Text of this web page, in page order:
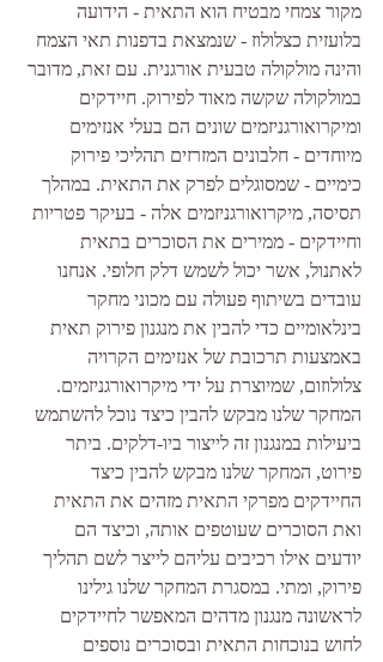
מקור צמחי מבטיח הוא התאית - הידועה
בלועזית כצלולוז - שנמצאת בדפנות תאי הצמח
והינה מולקולה טבעית אורגנית. עם זאת, מדובר
במולקולה שקשה מאוד לפירוק. חיידקים
ומיקרואורגניזמים שונים הם בעלי אנזימים
מיוחדים - חלבונים המזרזים תהליכי פירוק
כימיים - שמסוגלים לפרק את התאית. במהלך
תסיסה, מיקרואורגניזמים אלה - בעיקר פטריות
וחיידקים - ממירים את הסוכרים בתאית
לאתנול, אשר יכול לשמש דלק חלופי. אנחנו
עובדים בשיתוף פעולה עם מכוני מחקר
בינלאומיים כדי להבין את מנגנון פירוק תאית
באמצעות תרכובת של אנזימים הקרויה
צלולוזום, שמיוצרת על ידי מיקרואורגניזמים.
המחקר שלנו מבקש להבין כיצד נוכל להשתמש
ביעילות במנגנון זה לייצור ביו-דלקים. ביתר
פירוט, המחקר שלנו מבקש להבין כיצד
החיידקים מפרקי התאית מזהים את התאית
ואת הסוכרים שעוטפים אותה, וכיצד הם
יודעים אילו רכיבים עליהם לייצר לשם תהליך
פירוק, ומתי. במסגרת המחקר שלנו גילינו
לראשונה מנגנון מדהים המאפשר לחיידקים
לחוש בנוכחות התאית ובסוכרים נוספים